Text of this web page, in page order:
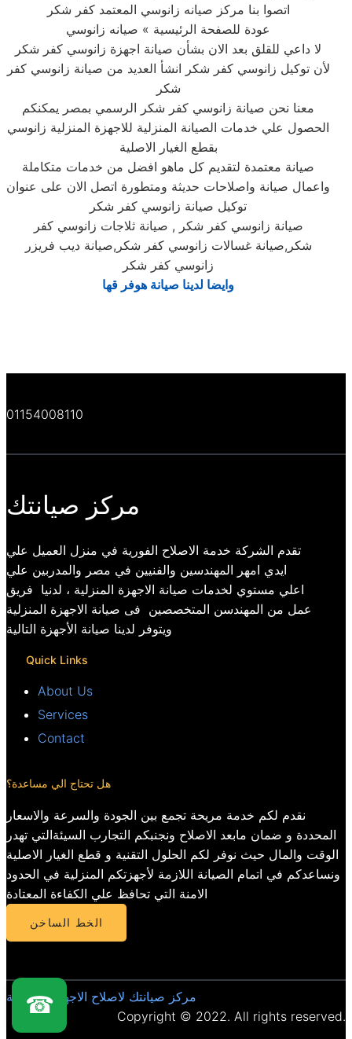
اتصوا بنا مركز صيانه زانوسي المعتمد كفر شكر
عودة للصفحة الرئيسية » صيانه زانوسي
لا داعي للقلق بعد الان بشأن صيانة اجهزة زانوسي كفر شكر
لأن توكيل زانوسي كفر شكر انشأ العديد من صيانة زانوسي كفر
شكر
معنا نحن صيانة زانوسي كفر شكر الرسمي بمصر يمكنكم
الحصول علي خدمات الصيانة المنزلية للاجهزة المنزلية زانوسي
بقطع الغيار الاصلية
صيانة معتمدة لتقديم كل ماهو افضل من خدمات متكاملة
واعمال صيانة واصلاحات حديثة ومتطورة اتصل الان على عنوان
توكيل صيانة زانوسي كفر شكر
صيانة زانوسي كفر شكر , صيانة ثلاجات زانوسي كفر
شكر,صيانة غسالات زانوسي كفر شكر,صيانة ديب فريزر
زانوسي كفر شكر
وايضا لدينا صيانة هوفر قها
01154008110
مركز صيانتك
تقدم الشركة خدمة الاصلاح الفورية في منزل العميل علي
ايدي امهر المهندسين والفنيين في مصر والمدربين علي
اعلي مستوي لخدمات صيانة الاجهزة المنزلية ، لدنيا فريق
عمل من المهندسن المتخصصين فى صيانة الاجهزة المنزلية
ويتوفر لدينا صيانة الأجهزة التالية
Quick Links
About Us
Services
Contact
هل تحتاج الي مساعدة؟
نقدم لكم خدمة مريحة تجمع بين الجودة والسرعة والاسعار
المحددة و ضمان مابعد الاصلاح ونجنبكم التجارب السيئةالتي تهدر
الوقت والمال حيث نوفر لكم الحلول التقنية و قطع الغيار الاصلية
ونساعدكم في اتمام الصيانة اللازمة لأجهزتكم المنزلية في الحدود
الامنة التي تحافظ علي الكفاءة المعتادة
الخط الساخن
مركز صيانتك لاصلاح الاجهزة المنزلية
Copyright © 2022. All rights reserved.
☎